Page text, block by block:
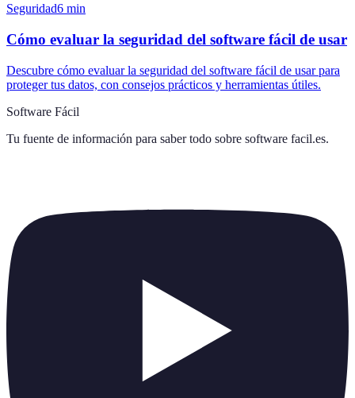
Seguridad6 min
Cómo evaluar la seguridad del software fácil de usar
Descubre cómo evaluar la seguridad del software fácil de usar para
proteger tus datos, con consejos prácticos y herramientas útiles.
Software Fácil
Tu fuente de información para saber todo sobre software facil.es.